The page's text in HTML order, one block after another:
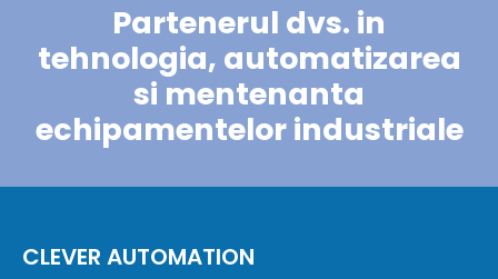
Partenerul dvs. in
tehnologia, automatizarea
si mentenanta
echipamentelor industriale
CLEVER AUTOMATION